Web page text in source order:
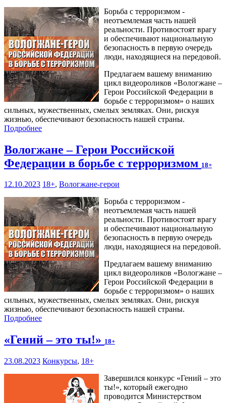
Борьба с терроризмом -
неотъемлемая часть нашей
реальности. Противостоят врагу
и обеспечивают национальную
безопасность в первую очередь
люди, находящиеся на передовой.
Предлагаем вашему вниманию
цикл видеороликов «Вологжане –
Герои Российской Федерации в
борьбе с терроризмом» о наших
сильных, мужественных, смелых земляках. Они, рискуя
жизнью, обеспечивают безопасность нашей страны.
Подробнее
Вологжане – Герои Российской
Федерации в борьбе с терроризмом 18+
12.10.2023 18+, Вологжане-герои
Борьба с терроризмом -
неотъемлемая часть нашей
реальности. Противостоят врагу
и обеспечивают национальную
безопасность в первую очередь
люди, находящиеся на передовой.
Предлагаем вашему вниманию
цикл видеороликов «Вологжане –
Герои Российской Федерации в
борьбе с терроризмом» о наших
сильных, мужественных, смелых земляках. Они, рискуя
жизнью, обеспечивают безопасность нашей страны.
Подробнее
«Гений – это ты!» 18+
23.08.2023 Конкурсы, 18+
Завершился конкурс «Гений – это
ты!», который ежегодно
проводится Министерством